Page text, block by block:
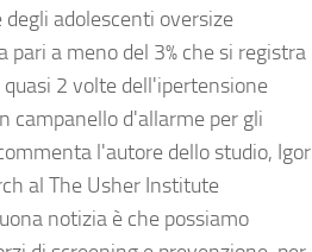
adolescenti oversize
a meno del 3% che si registra
2 volte dell'ipertensione
campanello d'allarme per gli
l'autore dello studio, Igor
al The Usher Institute
notizia è che possiamo